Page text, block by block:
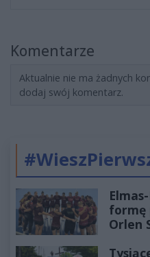
Komentarze
Aktualnie nie ma żadnych
dodaj swój komentarz.
formę
Orlen